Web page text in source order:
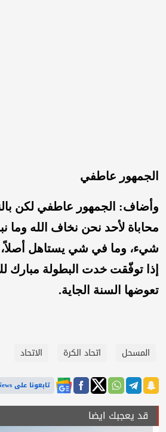
الجمهور عاطفي
وأضاف: الجمهور عاطفي لكن
محاباة لأحد نحن نخاف الله وما
شيء، وما في شي يستاهل أصلاً،
إذا توفّقت خدت البطولة مبارك
تعوضها السنة الجاية.
المسحل اتحاد الكرة الاتحاد
تابعونا على Google News
قد يعجبك ايضا